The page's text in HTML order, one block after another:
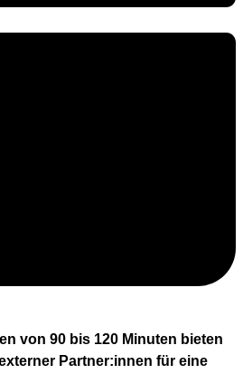
von 90 bis 120 Minuten bieten
Partner:innen für eine